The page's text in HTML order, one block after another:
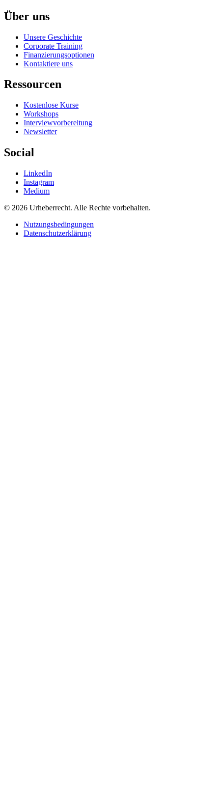
Über uns
Unsere Geschichte
Corporate Training
Finanzierungsoptionen
Kontaktiere uns
Ressourcen
Kostenlose Kurse
Workshops
Interviewvorbereitung
Newsletter
Social
LinkedIn
Instagram
Medium
© 2026 Urheberrecht. Alle Rechte vorbehalten.
Nutzungsbedingungen
Datenschutzerklärung